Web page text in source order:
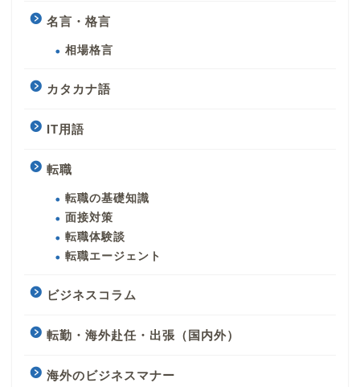
名言・格言
相場格言
カタカナ語
IT用語
転職
転職の基礎知識
面接対策
転職体験談
転職エージェント
ビジネスコラム
転勤・海外赴任・出張（国内外）
海外のビジネスマナー